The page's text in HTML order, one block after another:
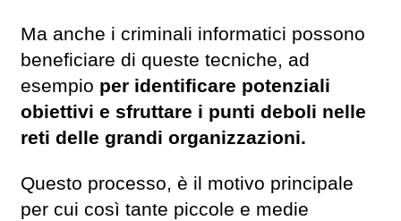
Ma anche i criminali informatici possono
beneficiare di queste tecniche, ad
esempio per identificare potenziali
obiettivi e sfruttare i punti deboli nelle
reti delle grandi organizzazioni.
Questo processo, è il motivo principale
per cui così tante piccole e medie